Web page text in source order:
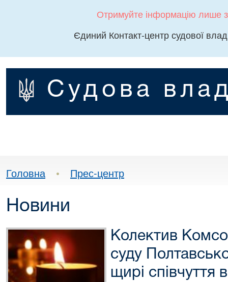
Отримуйте інформацію лише
Єдиний Контакт-центр судової
Судова
Головна • Прес-центр
Новини
Колектив
суду
щирі співчуття